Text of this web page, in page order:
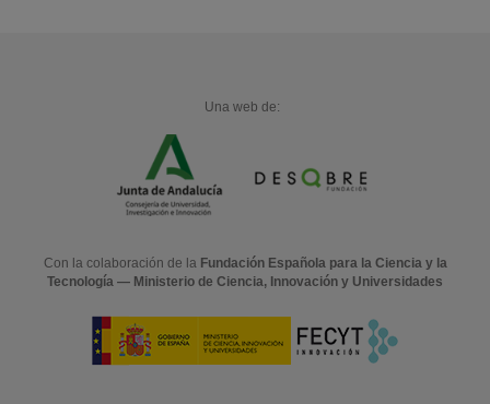
Una web de:
Con la colaboración de la Fundación Española para la Ciencia y la
Tecnología — Ministerio de Ciencia, Innovación y Universidades